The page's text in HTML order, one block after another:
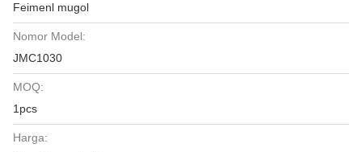
Feimenl mugol
Nomor Model:
JMC1030
MOQ:
1pcs
Harga: